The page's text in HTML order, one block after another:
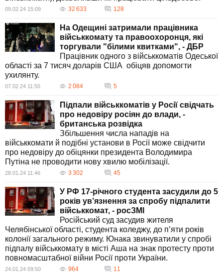
09.02.24 15:09 32 633 128
На Одещині затримали працівника
військкомату та правоохоронця, які
торгували "білими квитками", - ДБР
Працівник одного з військкоматів Одеської
області за 7 тисяч доларів США обіцяв допомогти
ухилянту.
07.02.24 11:55 2 084 5
Підпали військкоматів у Росії свідчать
про недовіру росіян до влади, -
британська розвідка
Збільшення числа нападів на
військкомати й подібні установи в Росії може свідчити
про недовіру до обіцянки президента Володимира
Путіна не проводити нову хвилю мобілізації.
28.01.24 11:46 3 302 45
У РФ 17-річного студента засудили до 5
років ув’язнення за спробу підпалити
військкомат, - росЗМІ
Російський суд засудив жителя
Челябінської області, студента коледжу, до п’яти років
колонії загального режиму. Юнака звинуватили у спробі
підпалу військкомату в місті Аша на знак протесту проти
повномасштабної війни Росії проти України.
24.01.24 09:50 964 11